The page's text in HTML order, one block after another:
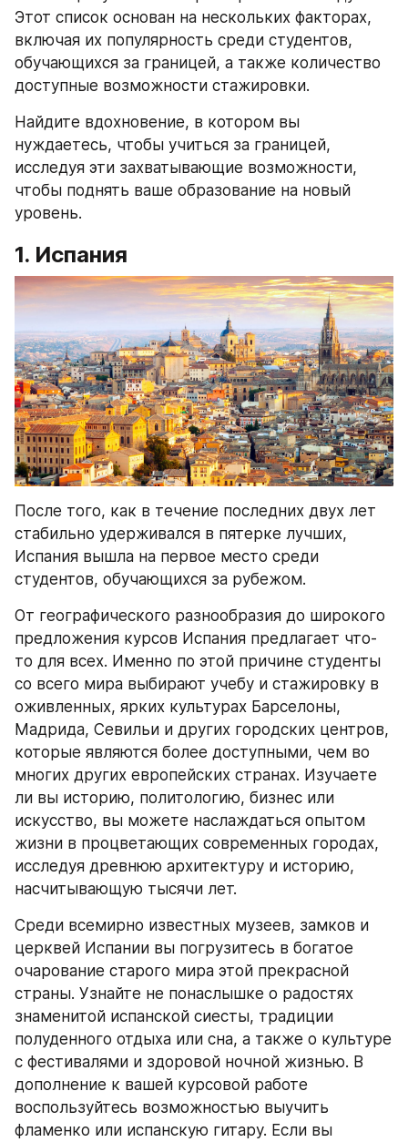
Этот список основан на нескольких факторах,
включая их популярность среди студентов,
обучающихся за границей, а также количество
доступные возможности стажировки.
Найдите вдохновение, в котором вы
нуждаетесь, чтобы учиться за границей,
исследуя эти захватывающие возможности,
чтобы поднять ваше образование на новый
уровень.
1. Испания
После того, как в течение последних двух лет
стабильно удерживался в пятерке лучших,
Испания вышла на первое место среди
студентов, обучающихся за рубежом.
От географического разнообразия до широкого
предложения курсов Испания предлагает что-
то для всех. Именно по этой причине студенты
со всего мира выбирают учебу и стажировку в
оживленных, ярких культурах Барселоны,
Мадрида, Севильи и других городских центров,
которые являются более доступными, чем во
многих других европейских странах. Изучаете
ли вы историю, политологию, бизнес или
искусство, вы можете наслаждаться опытом
жизни в процветающих современных городах,
исследуя древнюю архитектуру и историю,
насчитывающую тысячи лет.
Среди всемирно известных музеев, замков и
церквей Испании вы погрузитесь в богатое
очарование старого мира этой прекрасной
страны. Узнайте не понаслышке о радостях
знаменитой испанской сиесты, традиции
полуденного отдыха или сна, а также о культуре
с фестивалями и здоровой ночной жизнью. В
дополнение к вашей курсовой работе
воспользуйтесь возможностью выучить
фламенко или испанскую гитару. Если вы